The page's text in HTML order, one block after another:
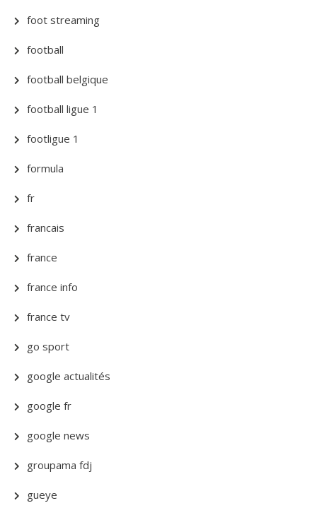
foot streaming
football
football belgique
football ligue 1
footligue 1
formula
fr
francais
france
france info
france tv
go sport
google actualités
google fr
google news
groupama fdj
gueye